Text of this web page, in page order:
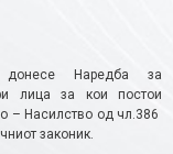
донесе Наредба за
лица за кои постои
– Насилство од чл.386
законик.